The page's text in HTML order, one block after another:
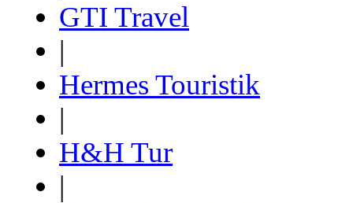
GTI Travel
|
Hermes Touristik
|
H&H Tur
|